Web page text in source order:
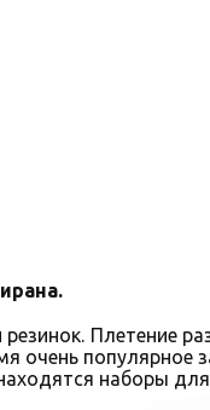
Плетение
очень популярное
наборы для